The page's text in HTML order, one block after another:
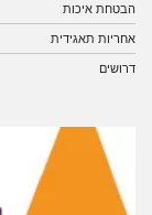
הבטחת איכות
אחריות תאגידית
דרושים